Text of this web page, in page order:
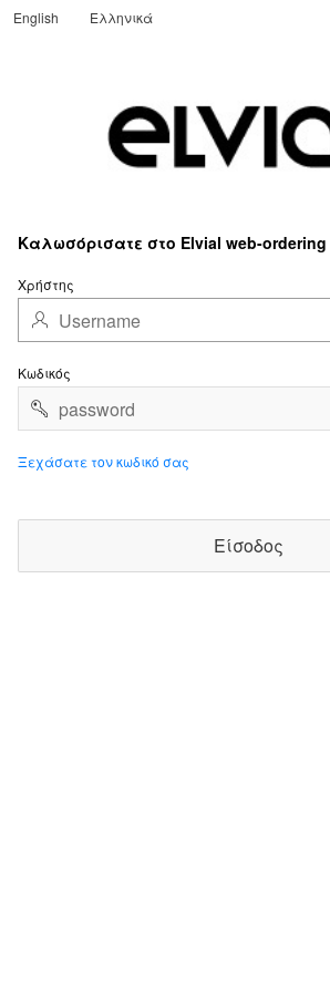
Translate
English Ελληνικά
Καλωσόρισατε στο Elvial web-ordering
Χρήστης
Κωδικός
Ξεχάσατε τον κωδικό σας
Είσοδος